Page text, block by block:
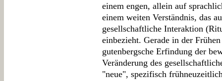
einem engen, allein auf
einem weiten Verständnis, das
gesellschaftliche Interaktion
einbezieht. Gerade in der
gutenbergsche Erfindung der
Veränderung des
"neue", spezifisch